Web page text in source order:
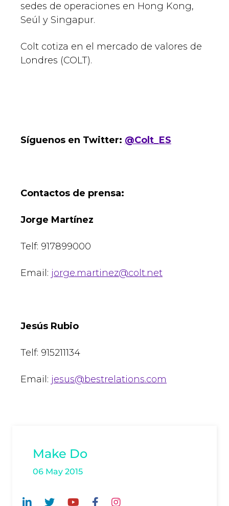
sedes de operaciones en Hong Kong,
Seúl y Singapur.
Colt cotiza en el mercado de valores de
Londres (COLT).
Síguenos en Twitter: @Colt_ES
Contactos de prensa:
Jorge Martínez
Telf: 917899000
Email: jorge.martinez@colt.net
Jesús Rubio
Telf: 915211134
Email: jesus@bestrelations.com
Make Do
06 May 2015